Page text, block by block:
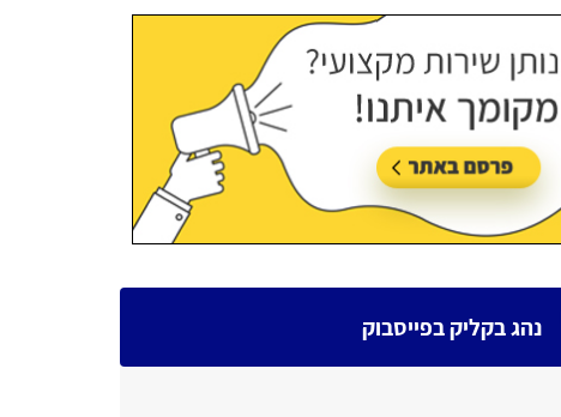
נהג בקליק בפייסבוק